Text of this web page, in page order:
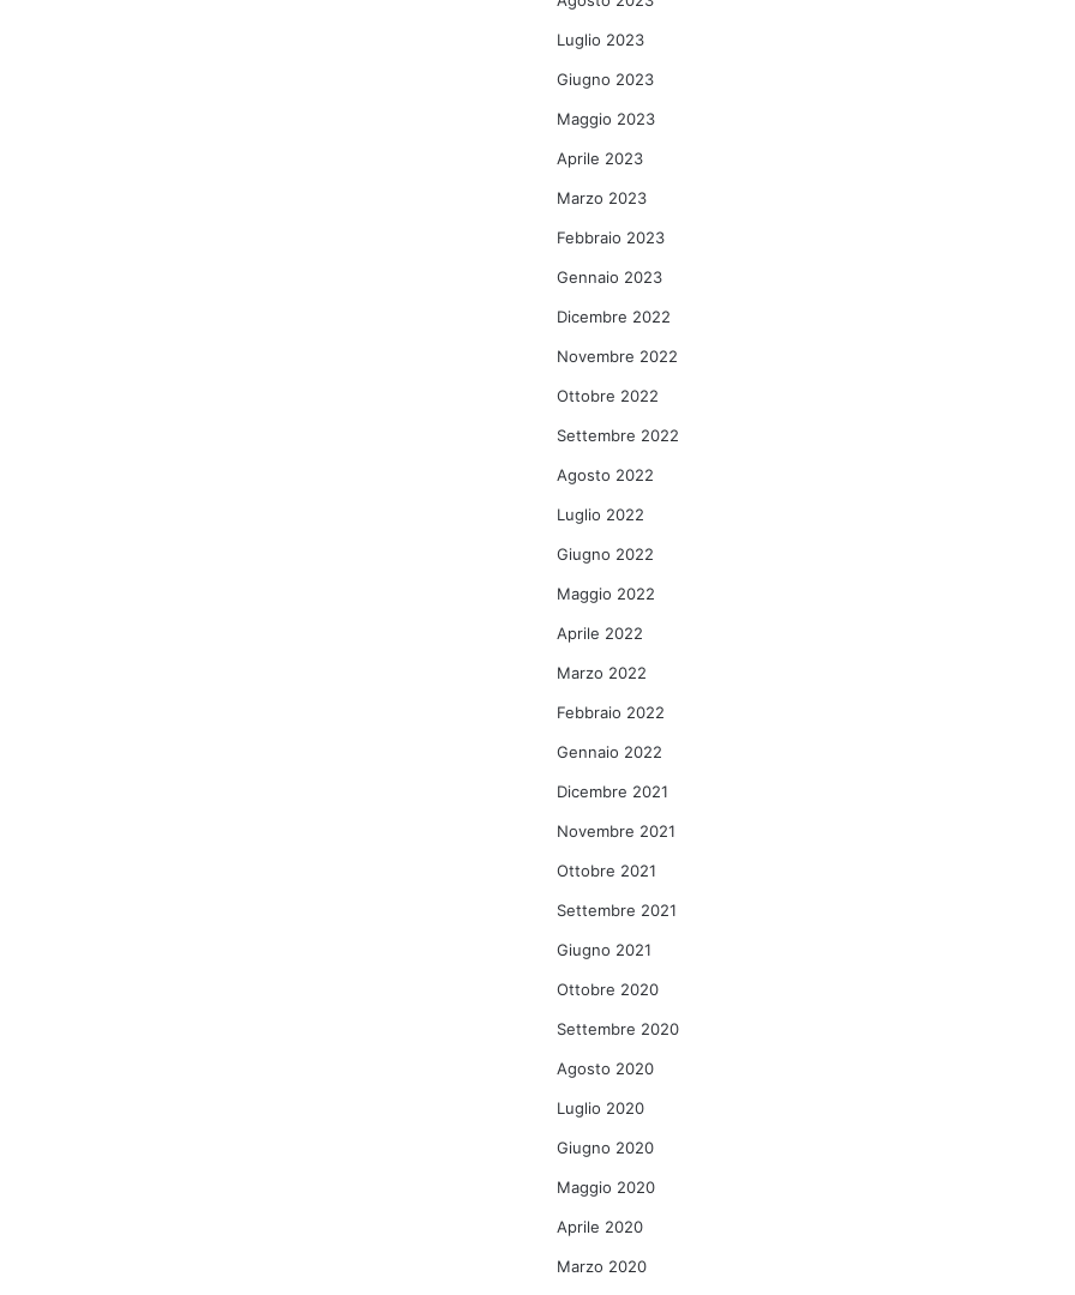
Luglio 2023
Giugno 2023
Maggio 2023
Aprile 2023
Marzo 2023
Febbraio 2023
Gennaio 2023
Dicembre 2022
Novembre 2022
Ottobre 2022
Settembre 2022
Agosto 2022
Luglio 2022
Giugno 2022
Maggio 2022
Aprile 2022
Marzo 2022
Febbraio 2022
Gennaio 2022
Dicembre 2021
Novembre 2021
Ottobre 2021
Settembre 2021
Giugno 2021
Ottobre 2020
Settembre 2020
Agosto 2020
Luglio 2020
Giugno 2020
Maggio 2020
Aprile 2020
Marzo 2020